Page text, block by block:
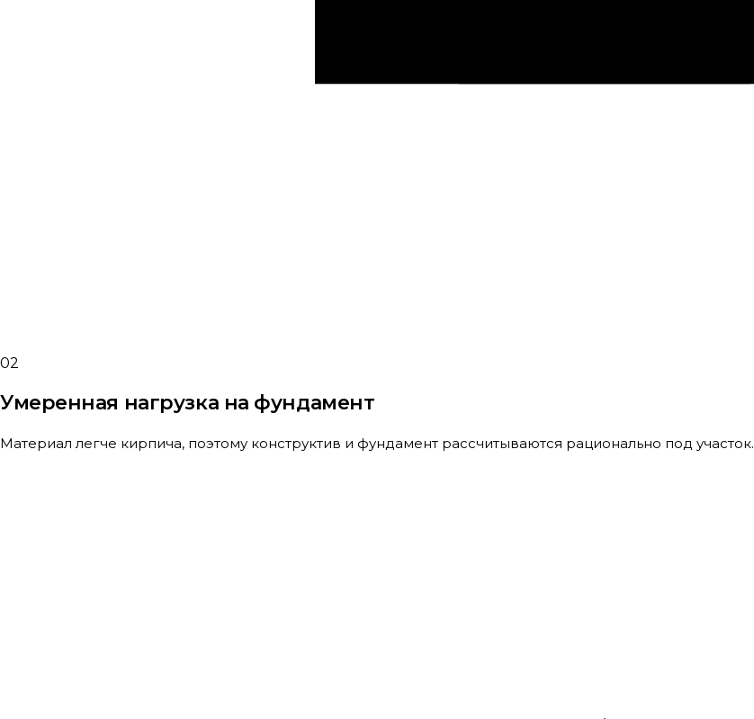
02
Умеренная нагрузка на фундамент
Материал легче кирпича, поэтому конструктив и фундамент рассчитываются рационально под участок.